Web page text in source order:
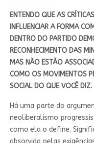
ENTENDO QUE AS
INFLUENCIAR A FORMA
DENTRO DO PARTIDO
RECONHECIMENTO DAS
MAS NÃO ESTÃO
COMO OS MOVIMENTOS
SOCIAL DO QUE VOCÊ DIZ.
Há uma parte do
neoliberalismo
como ela o define.
absorvida pelas